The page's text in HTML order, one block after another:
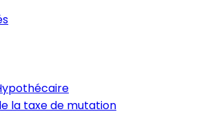
la taxe de mutation